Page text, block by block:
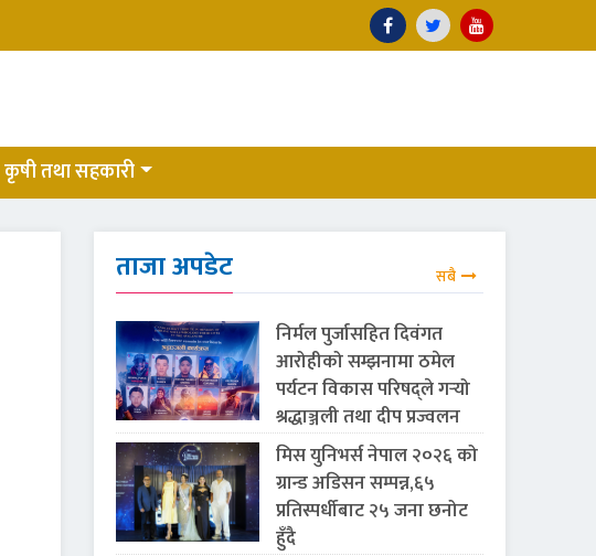
कृषी तथा सहकारी
ताजा अपडेट सबै
निर्मल पुर्जासहित दिवंगत
आरोहीको सम्झनामा ठमेल
पर्यटन विकास परिषद्ले गर्‍यो
श्रद्धाञ्जली तथा दीप प्रज्वलन
मिस युनिभर्स नेपाल २०२६ को
ग्रान्ड अडिसन सम्पन्न,६५
प्रतिस्पर्धीबाट २५ जना छनोट
हुँदै